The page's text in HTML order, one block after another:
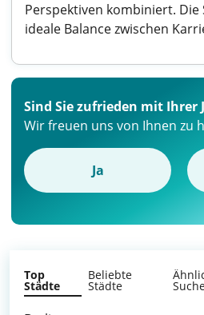
Perspektiven kombiniert.
ideale Balance zwischen
Sind Sie zufrieden mit Ihrer
Wir freuen uns von Ihnen zu
Ja
Top
Städte
Beliebte
Städte